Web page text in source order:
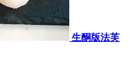
生酮版法芙